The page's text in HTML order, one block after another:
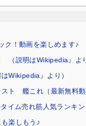
ク！動画を楽しめます♪
（説明はWikipedia』よ
Wikipedia』より）
スト 艦これ（最新無料動
イム売れ筋人気ランキ
楽しもう♪